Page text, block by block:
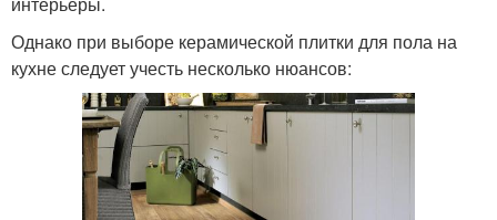
Однако при выборе керамической плитки для пола на
кухне следует учесть несколько нюансов: